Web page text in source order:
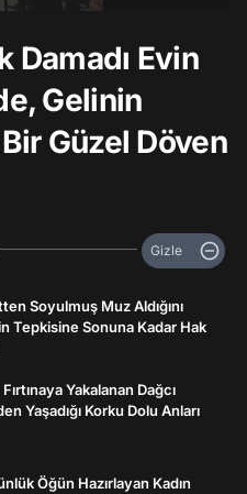
Damadı Evin
Gelinin
Güzel Döven
Gizle
Soyulmuş Muz Aldığını
Tepkisine Sonuna Kadar Hak
Yakalanan Dağcı
Yaşadığı Korku Dolu Anları
Öğün Hazırlayan Kadın